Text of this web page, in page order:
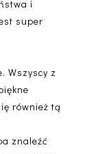
i
super
Wszyscy z
również tą
znaleźć